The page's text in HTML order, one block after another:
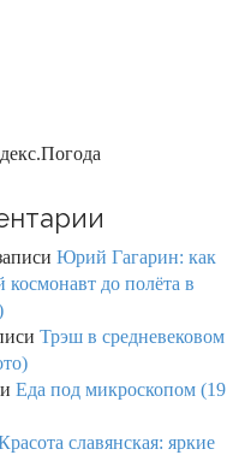
Юрий Гагарин: как
до полёта в
Трэш в средневековом
Еда под микроскопом (19
славянская: яркие